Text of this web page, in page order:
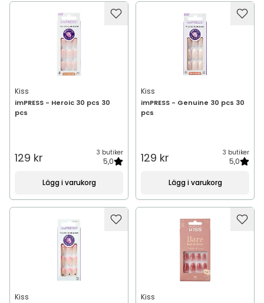
Kiss
imPRESS - Heroic 30 pcs 30
pcs
129 kr 3 butiker
5,0
Lägg i varukorg
Kiss
imPRESS - Genuine 30 pcs 30
pcs
129 kr 3 butiker
5,0
Lägg i varukorg
Kiss Kiss